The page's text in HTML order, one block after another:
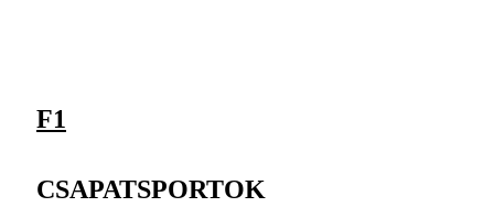
F1
CSAPATSPORTOK